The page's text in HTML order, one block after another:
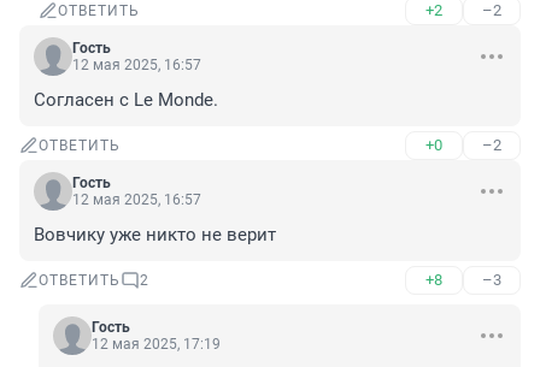
ОТВЕТИТЬ +2 –2
Гость
12 мая 2025, 16:57
Согласен с Le Monde.
ОТВЕТИТЬ +0 –2
Гость
12 мая 2025, 16:57
Вовчику уже никто не верит
ОТВЕТИТЬ 2 +8 –3
Гость
12 мая 2025, 17:19